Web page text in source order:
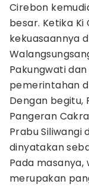
Cirebon
besar. Ketika
kekuasaannya
Pakungwati
pemerintahan
Dengan begitu,
Pangeran
Prabu Siliwangi
dinyatakan
Pada masanya,
merupakan